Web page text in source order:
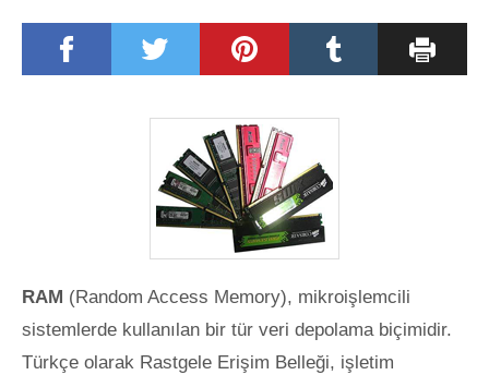
RAM (Random Access Memory), mikroişlemcili
sistemlerde kullanılan bir tür veri depolama biçimidir.
Türkçe olarak Rastgele Erişim Belleği, işletim